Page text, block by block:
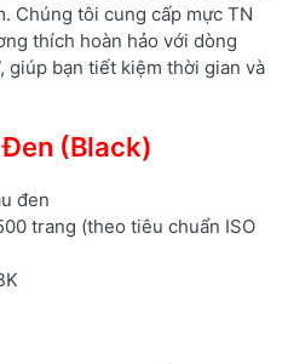
Chúng tôi cung cấp mực TN
thích hoàn hảo với dòng
giúp bạn tiết kiệm thời gian và
(Black)
đen
trang (theo tiêu chuẩn ISO